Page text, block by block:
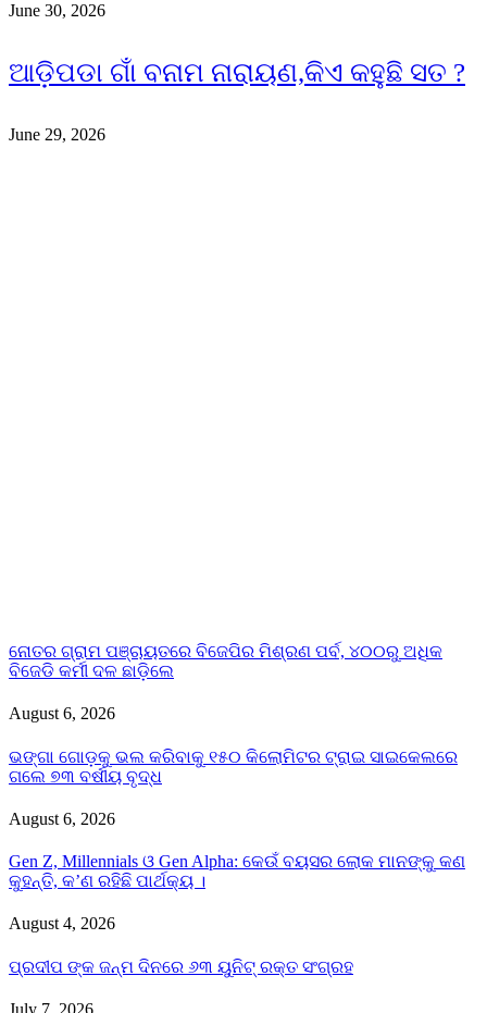
June 30, 2026
ଆଡ଼ିପଡା ଗାଁ ବନାମ ନାରାୟଣ,କିଏ କହୁଛି ସତ ?
June 29, 2026
ନୋତର ଗ୍ରାମ ପଞ୍ଚାୟତରେ ବିଜେପିର ମିଶ୍ରଣ ପର୍ବ, ୪୦୦ରୁ ଅଧିକ
ବିଜେଡି କର୍ମୀ ଦଳ ଛାଡ଼ିଲେ
August 6, 2026
ଭଙ୍ଗା ଗୋଡ଼କୁ ଭଲ କରିବାକୁ ୧୫୦ କିଲୋମିଟର ଟ୍ରାଇ ସାଇକେଲରେ
ଗଲେ ୭୩ ବର୍ଷୀୟ ବୃଦ୍ଧ
August 6, 2026
Gen Z, Millennials ଓ Gen Alpha: କେଉଁ ବୟସର ଲୋକ ମାନଙ୍କୁ କଣ
କୁହନ୍ତି, କ’ଣ ରହିଛି ପାର୍ଥକ୍ୟ ।
August 4, 2026
ପ୍ରଦୀପ ଙ୍କ ଜନ୍ମ ଦିନରେ ୬୩ ୟୁନିଟ୍ ରକ୍ତ ସଂଗ୍ରହ
July 7, 2026